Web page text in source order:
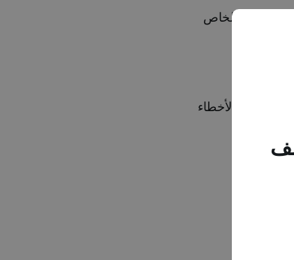
الاستقبال الخاص
استكشاف الأخطاء